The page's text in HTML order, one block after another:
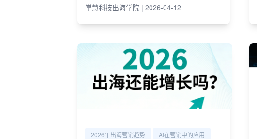
掌慧科技出海学院 | 2026-04-12
2026年出海营销趋势 AI在营销中的应用